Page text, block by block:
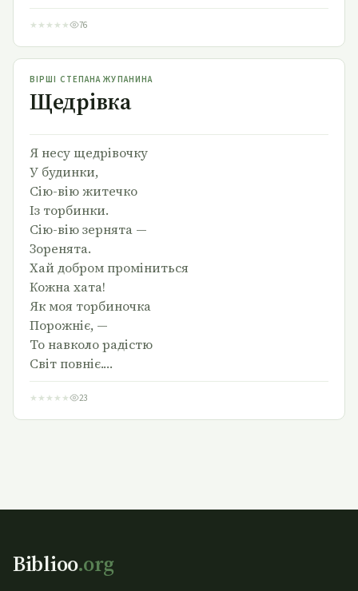
★ ★ ★ ★ ★ 76
Щедрівка
ВІРШІ СТЕПАНА ЖУПАНИНА
Щедрівка
Я несу щедрівочку
У будинки,
Сію-вію житечко
Із торбинки.
Сію-вію зернята —
Зоренята.
Хай добром проміниться
Кожна хата!
Як моя торбиночка
Порожніє, —
То навколо радістю
Світ повніє.…
★ ★ ★ ★ ★ 23
Biblioo.org